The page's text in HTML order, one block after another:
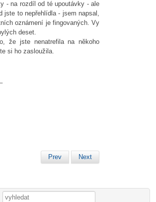
- na rozdíl od té upoutávky - ale
jste to nepřehlídla - jsem napsal,
oznámení je fingovaných. Vy
deset.
že jste nenatrefila na někoho
si ho zasloužila.
Prev Next
Vyhledávání